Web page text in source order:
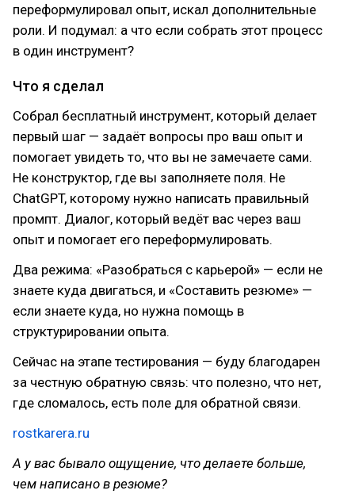
переформулировал опыт, искал дополнительные
роли. И подумал: а что если собрать этот процесс
в один инструмент?
Что я сделал
Собрал бесплатный инструмент, который делает
первый шаг — задаёт вопросы про ваш опыт и
помогает увидеть то, что вы не замечаете сами.
Не конструктор, где вы заполняете поля. Не
ChatGPT, которому нужно написать правильный
промпт. Диалог, который ведёт вас через ваш
опыт и помогает его переформулировать.
Два режима: «Разобраться с карьерой» — если не
знаете куда двигаться, и «Составить резюме» —
если знаете куда, но нужна помощь в
структурировании опыта.
Сейчас на этапе тестирования — буду благодарен
за честную обратную связь: что полезно, что нет,
где сломалось, есть поле для обратной связи.
rostkarera.ru
А у вас бывало ощущение, что делаете больше,
чем написано в резюме?